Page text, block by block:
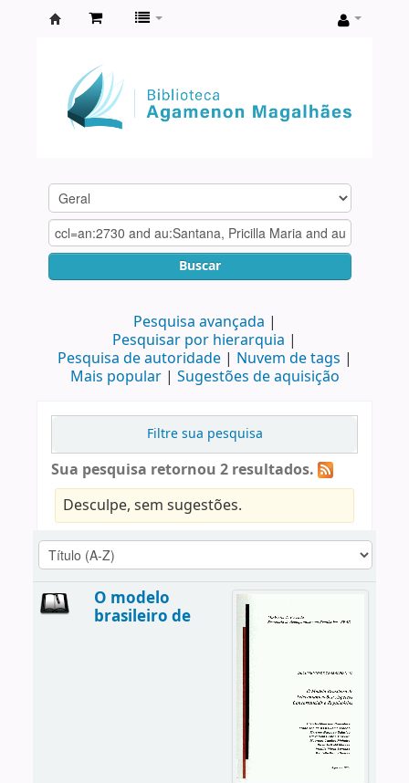
Agamenon
Magalhães
Buscar
Pesquisa avançada
Pesquisar por hierarquia
Pesquisa de autoridade
Nuvem de tags
Mais popular
Sugestões de aquisição
Filtre sua pesquisa
Sua pesquisa retornou 2 resultados.
Desculpe, sem sugestões.
O modelo
brasileiro de